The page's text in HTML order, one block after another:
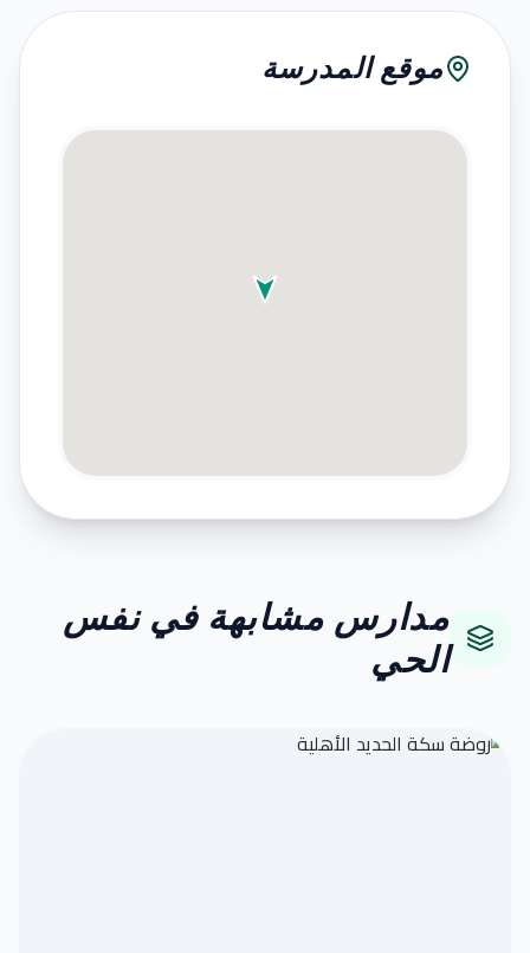
موقع المدرسة
مدارس مشابهة في نفس
الحي